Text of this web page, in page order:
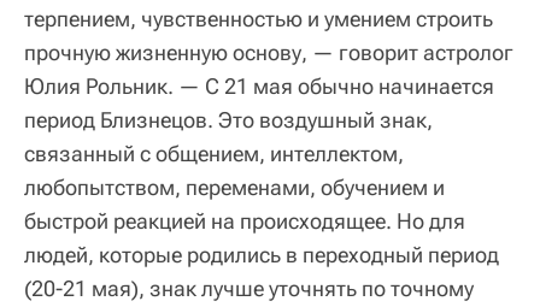
терпением, чувственностью и умением строить
прочную жизненную основу, — говорит астролог
Юлия Рольник. — С 21 мая обычно начинается
период Близнецов. Это воздушный знак,
связанный с общением, интеллектом,
любопытством, переменами, обучением и
быстрой реакцией на происходящее. Но для
людей, которые родились в переходный период
(20-21 мая), знак лучше уточнять по точному